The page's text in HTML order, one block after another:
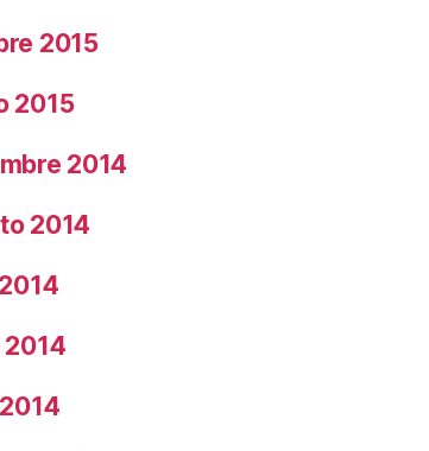
2015
2015
2014
2014
2014